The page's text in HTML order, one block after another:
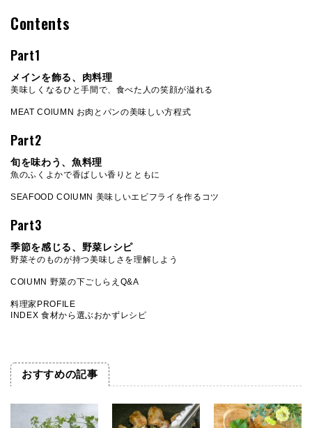
Contents
Part1
メインを飾る、肉料理
美味しくなるひと手間で、食べた人の笑顔が溢れる
MEAT COlUMN お肉とパンの美味しい方程式
Part2
旬を味わう、魚料理
魚のふくよかで香ばしい香りとともに
SEAFOOD COlUMN 美味しいエビフライを作るコツ
Part3
季節を感じる、野菜レシピ
野菜そのものが持つ美味しさを理解しよう
COlUMN 野菜の下ごしらえQ&A
料理家PROFILE
INDEX 食材から選ぶおかずレシピ
おすすめの記事